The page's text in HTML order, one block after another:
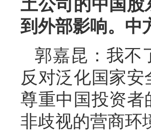
土公司的中国股
到外部影响。中
郭嘉昆：我不
反对泛化国家
尊重中国投资者
非歧视的营商环